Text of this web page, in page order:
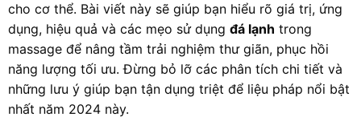
cho cơ thể. Bài viết này sẽ giúp bạn hiểu rõ giá trị, ứng
dụng, hiệu quả và các mẹo sử dụng đá lạnh trong
massage để nâng tầm trải nghiệm thư giãn, phục hồi
năng lượng tối ưu. Đừng bỏ lỡ các phân tích chi tiết và
những lưu ý giúp bạn tận dụng triệt để liệu pháp nổi bật
nhất năm 2024 này.